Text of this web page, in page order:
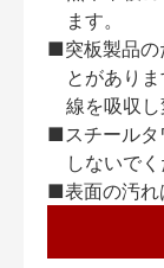
ます。
■突板製品の
とがあり
線を吸収し
■スチールタ
しないでく
■表面の汚れ